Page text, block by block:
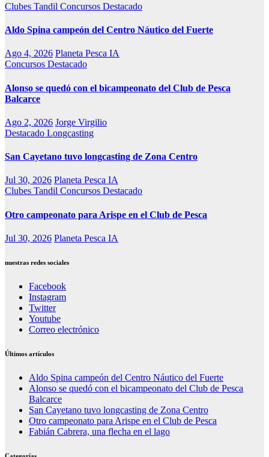
Clubes Tandil Concursos Destacado
Aldo Spina campeón del Centro Náutico del Fuerte
Ago 4, 2026 Planeta Pesca IA
Concursos Destacado
Alonso se quedó con el bicampeonato del Club de Pesca
Balcarce
Ago 2, 2026 Jorge Virgilio
Destacado Longcasting
San Cayetano tuvo longcasting de Zona Centro
Jul 30, 2026 Planeta Pesca IA
Clubes Tandil Concursos Destacado
Otro campeonato para Arispe en el Club de Pesca
Jul 30, 2026 Planeta Pesca IA
nuestras redes sociales
Facebook
Instagram
Twitter
Youtube
Correo electrónico
Últimos artículos
Aldo Spina campeón del Centro Náutico del Fuerte
Alonso se quedó con el bicampeonato del Club de Pesca
Balcarce
San Cayetano tuvo longcasting de Zona Centro
Otro campeonato para Arispe en el Club de Pesca
Fabián Cabrera, una flecha en el lago